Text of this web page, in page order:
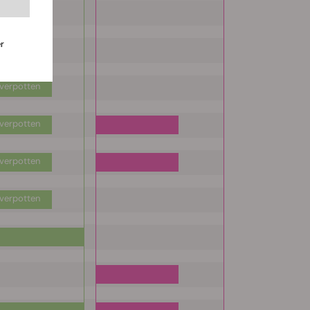
verpotten
verpotten
verpotten
verpotten
verpotten